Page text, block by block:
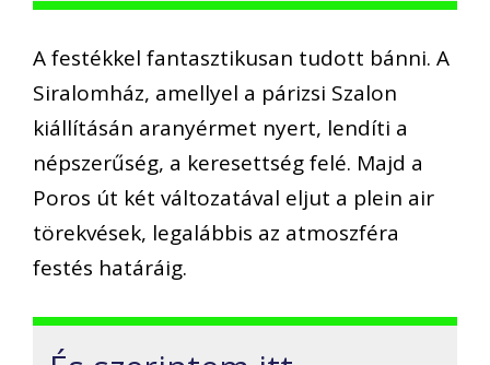
A festékkel fantasztikusan tudott bánni. A
Siralomház, amellyel a párizsi Szalon
kiállításán aranyérmet nyert, lendíti a
népszerűség, a keresettség felé. Majd a
Poros út két változatával eljut a plein air
törekvések, legalábbis az atmoszféra
festés határáig.